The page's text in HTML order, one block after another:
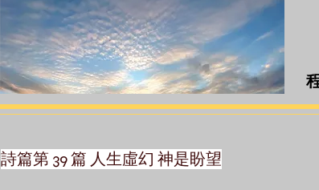
詩篇第 39 篇 人生虛幻 神是盼望